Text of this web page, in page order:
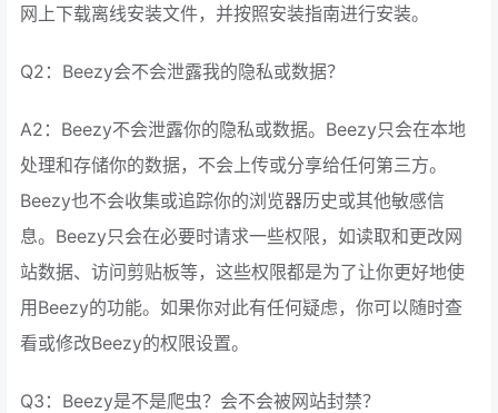
网上下载离线安装文件，并按照安装指南进行安装。
Q2：Beezy会不会泄露我的隐私或数据？
A2：Beezy不会泄露你的隐私或数据。Beezy只会在本地
处理和存储你的数据，不会上传或分享给任何第三方。
Beezy也不会收集或追踪你的浏览器历史或其他敏感信
息。Beezy只会在必要时请求一些权限，如读取和更改网
站数据、访问剪贴板等，这些权限都是为了让你更好地使
用Beezy的功能。如果你对此有任何疑虑，你可以随时查
看或修改Beezy的权限设置。
Q3：Beezy是不是爬虫？会不会被网站封禁？